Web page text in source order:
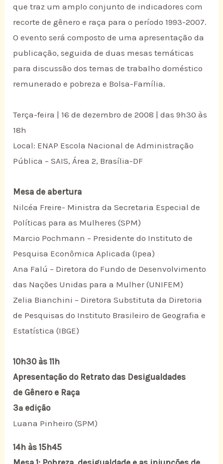
que traz um amplo conjunto de indicadores com
recorte de gênero e raça para o período 1993-2007.
O evento será composto de uma apresentação da
publicação, seguida de duas mesas temáticas
para discussão dos temas de trabalho doméstico
remunerado e pobreza e Bolsa-Família.
Terça-feira | 16 de dezembro de 2008 | das 9h30 às
18h
Local: ENAP Escola Nacional de Administração
Pública – SAIS, Área 2, Brasília-DF
Mesa de abertura
Nilcéa Freire- Ministra da Secretaria Especial de
Políticas para as Mulheres (SPM)
Marcio Pochmann – Presidente do Instituto de
Pesquisa Econômica Aplicada (Ipea)
Ana Falú – Diretora do Fundo de Desenvolvimento
das Nações Unidas para a Mulher (UNIFEM)
Zelia Bianchini – Diretora Substituta da Diretoria
de Pesquisas do Instituto Brasileiro de Geografia e
Estatística (IBGE)
10h30 às 11h
Apresentação do Retrato das Desigualdades
de Gênero e Raça
3ª edição
Luana Pinheiro (SPM)
14h às 15h45